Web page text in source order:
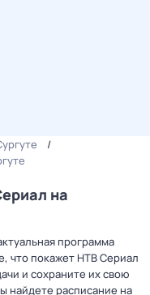
на
программа
что покажет НТВ Сериал
и сохраните их свою
найдете расписание на